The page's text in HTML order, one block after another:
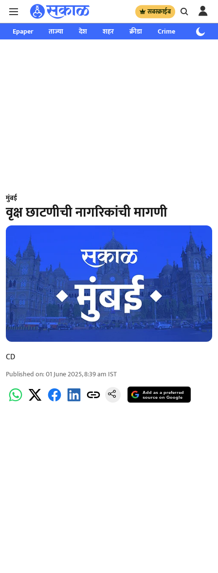
सबस्क्राईब
Epaper ताज्या देश शहर क्रीडा Crime साप्ताहिक
मुंबई
वृक्ष छाटणीची नागरिकांची मागणी
CD
Published on:01 June 2025, 8:39 am IST
Add as a preferred
source on Google